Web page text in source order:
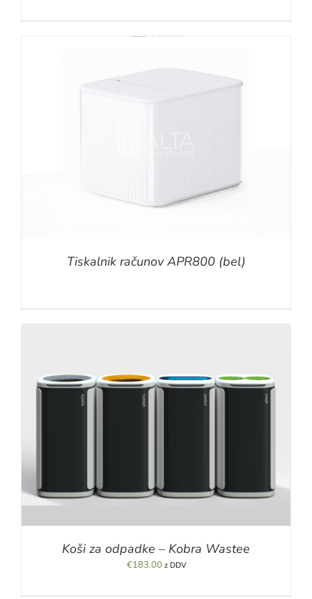
Tiskalnik računov APR800 (bel)
Koši za odpadke – Kobra Wastee
€183.00 z DDV